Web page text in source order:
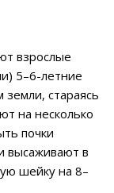
взрослые
5–6-летние
стараясь
на несколько
почки
высаживают в
шейку на 8–